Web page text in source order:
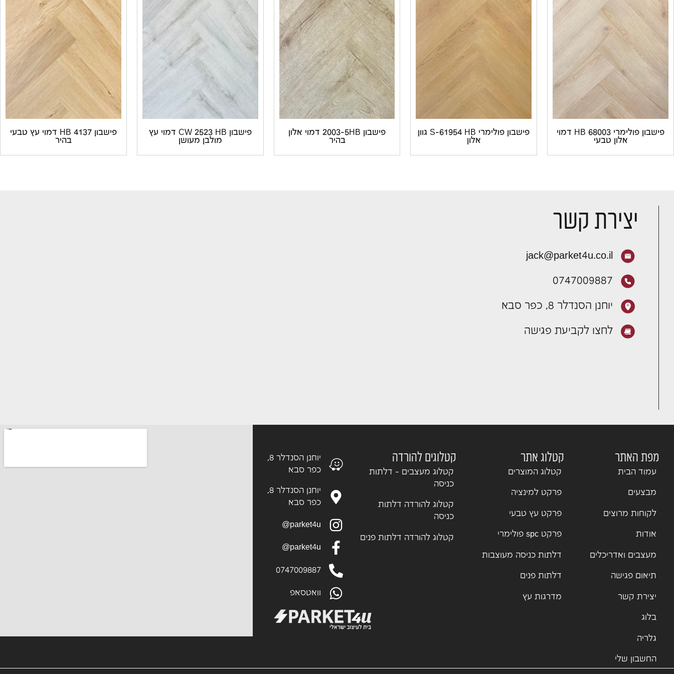
פישבון פולימרי 68003 HB דמוי
אלון טבעי
פישבון פולימרי S-61954 HB גוון
אלון
פישבון 2003-5HB דמוי אלון
בהיר
פישבון CW 2523 HB דמוי עץ
מולבן מעושן
פישבון 4137 HB דמוי עץ טבעי
בהיר
יצירת קשר
jack@parket4u.co.il
0747009887
יוחנן הסנדלר 8, כפר סבא
לחצו לקביעת פגישה
מפת האתר
עמוד הבית
מבצעים
לקוחות מרוצים
אודות
מעצבים ואדריכלים
תיאום פגישה
יצירת קשר
בלוג
גלריה
החשבון שלי
קטלוג אתר
קטלוג המוצרים
פרקט למינציה
פרקט עץ טבעי
פרקט spc פולימרי
דלתות כניסה מעוצבות
דלתות פנים
מדרגות עץ
קטלוגים להורדה
קטלוג מעצבים - דלתות
כניסה
קטלוג להורדה דלתות
כניסה
קטלוג להורדה דלתות פנים
יוחנן הסנדלר 8,
כפר סבא
יוחנן הסנדלר 8,
כפר סבא
parket4u@
parket4u@
0747009887
וואטסאפ